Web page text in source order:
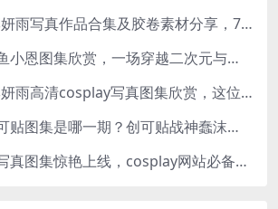
yeonwoo李妍雨写真作品合集及胶卷素材分享，7套牛奶胶卷完整版高清图片
少女秩序小鱼小恩图集欣赏，一场穿越二次元与现实的视觉盛宴
yeonwoo李妍雨高清cosplay写真图集欣赏，这位女神太美了
蠢沫沫无创可贴图集是哪一期？创可贴战神蠢沫沫合集欣赏
Yiko湿润兔写真图集惊艳上线，cosplay网站必备作品推荐